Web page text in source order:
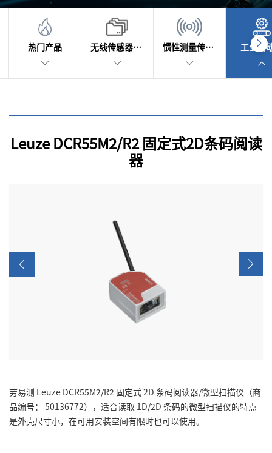
热门产品 无线传感器及数据采集 惯性测量传感器 工业自
Leuze DCR55M2/R2 固定式2D条码阅读
器
劳易测 Leuze DCR55M2/R2 固定式 2D 条码阅读器/微型扫描仪（商
品编号： 50136772），适合读取 1D/2D 条码的微型扫描仪的特点
是外壳尺寸小，在可用安装空间有限时也可以使用。